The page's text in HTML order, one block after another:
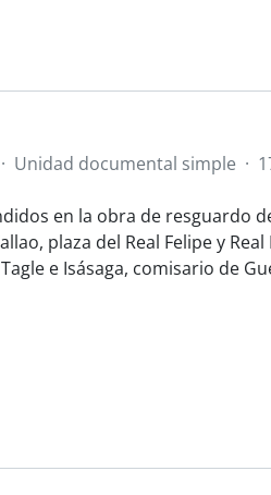
· Unidad documental simple ·
en la obra de resguardo
plaza del Real Felipe y
e Isásaga, comisario de